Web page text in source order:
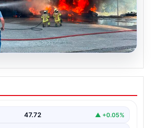
kapladı: Bursa’da
yangın
47.72 ▲ +0.05%